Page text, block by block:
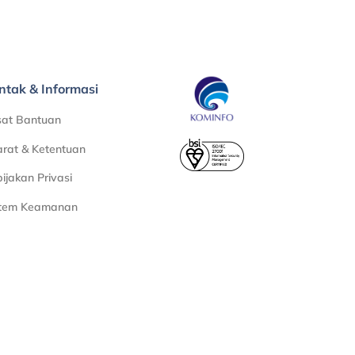
& Informasi
Bantuan
& Ketentuan
Privasi
Keamanan